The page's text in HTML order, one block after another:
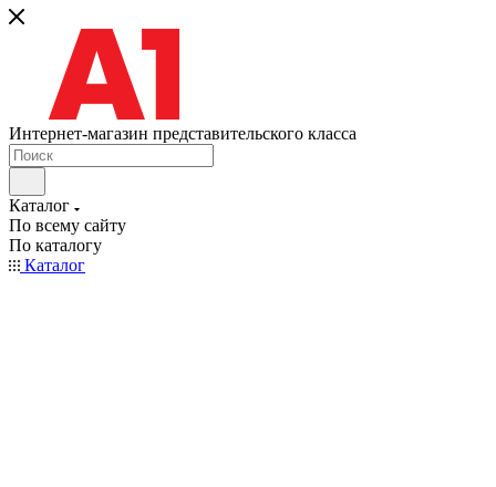
Интернет-магазин представительского класса
Каталог
По всему сайту
По каталогу
Каталог